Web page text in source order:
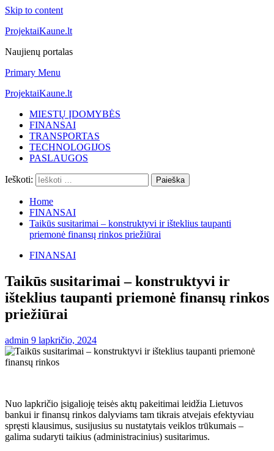
Skip to content
ProjektaiKaune.lt
Naujienų portalas
Primary Menu
ProjektaiKaune.lt
MIESTŲ ĮDOMYBĖS
FINANSAI
TRANSPORTAS
TECHNOLOGIJOS
PASLAUGOS
Ieškoti:
Home
FINANSAI
Taikūs susitarimai – konstruktyvi ir išteklius taupanti
priemonė finansų rinkos priežiūrai
FINANSAI
Taikūs susitarimai – konstruktyvi ir
išteklius taupanti priemonė finansų rinkos
priežiūrai
admin 9 lapkričio, 2024
Nuo lapkričio įsigalioję teisės aktų pakeitimai leidžia Lietuvos
bankui ir finansų rinkos dalyviams tam tikrais atvejais efektyviau
spręsti klausimus, susijusius su nustatytais veiklos trūkumais –
galima sudaryti taikius (administracinius) susitarimus.